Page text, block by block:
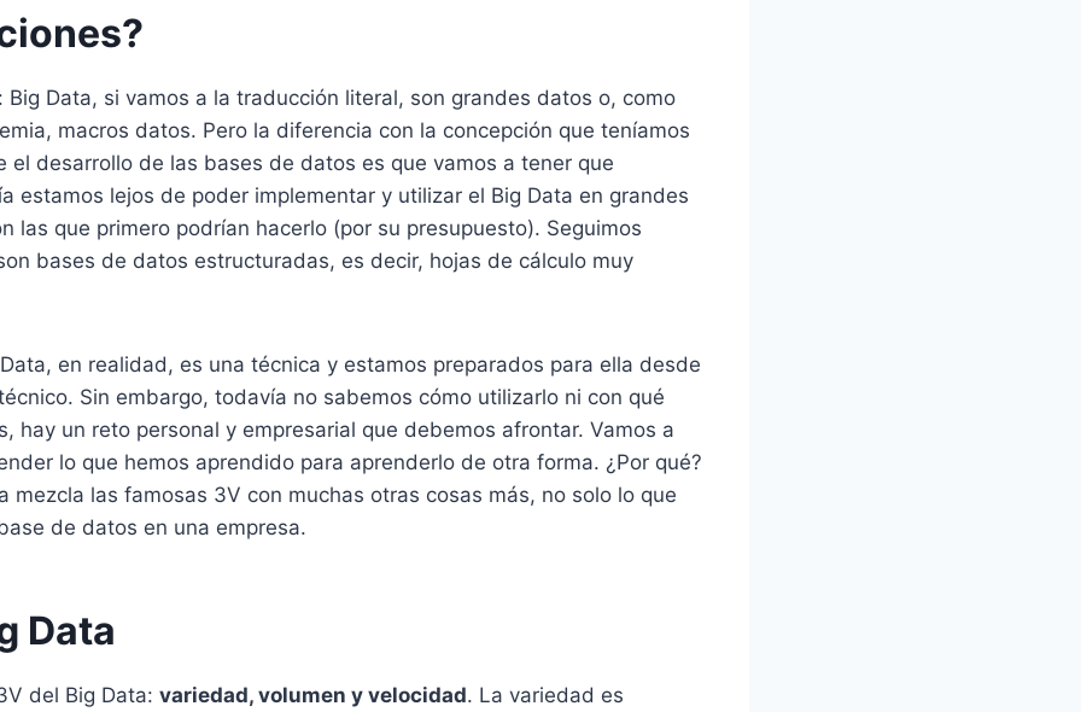
Big Data, si vamos a la traducción literal, son grandes datos o, como
macros datos. Pero la diferencia con la concepción que teníamos
el desarrollo de las bases de datos es que vamos a tener que
estamos lejos de poder implementar y utilizar el Big Data en grandes
las que primero podrían hacerlo (por su presupuesto). Seguimos
bases de datos estructuradas, es decir, hojas de cálculo muy
en realidad, es una técnica y estamos preparados para ella desde
Sin embargo, todavía no sabemos cómo utilizarlo ni con qué
hay un reto personal y empresarial que debemos afrontar. Vamos a
lo que hemos aprendido para aprenderlo de otra forma. ¿Por qué?
mezcla las famosas 3V con muchas otras cosas más, no solo lo que
de datos en una empresa.
Data
del Big Data: variedad, volumen y velocidad. La variedad es